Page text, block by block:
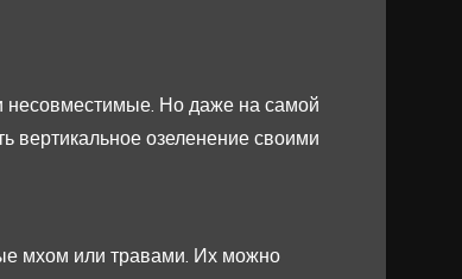
несовместимые. Но даже на самой
вертикальное озеленение своими
мхом или травами. Их можно